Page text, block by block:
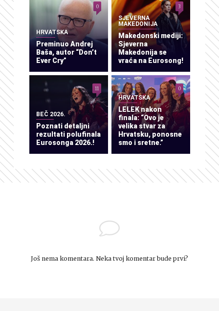
HRVATSKA
Preminuo Andrej
Baša, autor “Don’t
Ever Cry”
0
SJEVERNA
MAKEDONIJA
Makedonski mediji:
Sjeverna
Makedonija se
vraća na Eurosong!
3
BEČ 2026.
Poznati detaljni
rezultati polufinala
Eurosonga 2026.!
11
HRVATSKA
LELEK nakon
finala: “Ovo je
velika stvar za
Hrvatsku, ponosne
smo i sretne.”
0
Još nema komentara. Neka tvoj komentar bude prvi?